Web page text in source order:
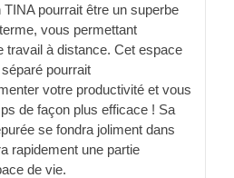
TINA pourrait être un superbe
vous permettant
travail à distance. Cet espace
pourrait
votre productivité et vous
de façon plus efficace ! Sa
se fondra joliment dans
rapidement une partie
de vie.